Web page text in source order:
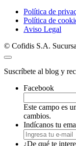
Política de
Política de
Aviso Legal
© Cofidis S.A.
Suscríbete al blog y
Facebook
Este campo es
cambios.
Indícanos tu
¿De qué te